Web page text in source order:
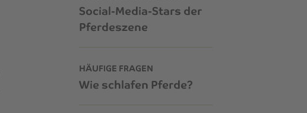
Social-Media-Stars der
Pferdeszene
HÄUFIGE FRAGEN
Wie schlafen Pferde?